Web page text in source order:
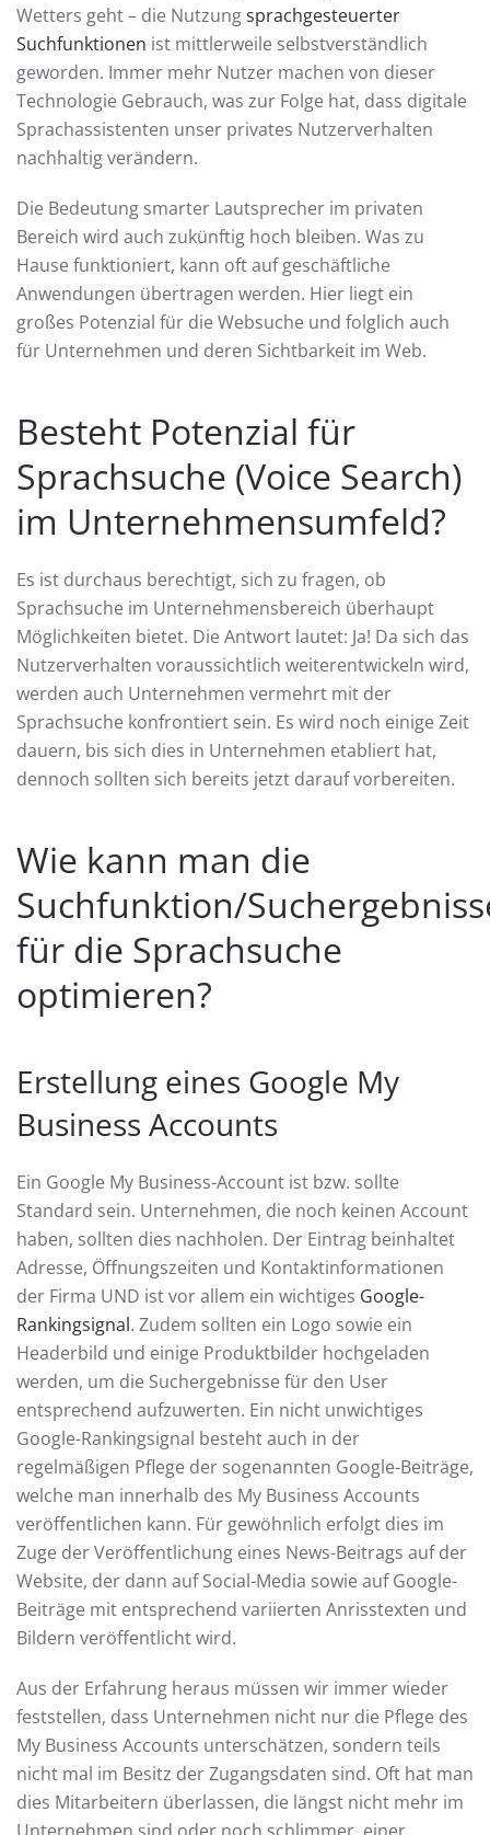
Wetters geht – die Nutzungsprachgesteuerter
Suchfunktionen ist mittlerweile selbstverständlich
geworden. Immer mehr Nutzer machen von dieser
Technologie Gebrauch, was zur Folge hat, dass digitale
Sprachassistenten unser privates Nutzerverhalten
nachhaltig verändern.
Die Bedeutung smarter Lautsprecher im privaten
Bereich wird auch zukünftig hoch bleiben. Was zu
Hause funktioniert, kann oft auf geschäftliche
Anwendungen übertragen werden. Hier liegt ein
großes Potenzial für die Websuche und folglich auch
für Unternehmen und deren Sichtbarkeit im Web.
Besteht Potenzial für
Sprachsuche (Voice Search)
im Unternehmensumfeld?
Es ist durchaus berechtigt, sich zu fragen, ob
Sprachsuche im Unternehmensbereich überhaupt
Möglichkeiten bietet. Die Antwort lautet: Ja! Da sich das
Nutzerverhalten voraussichtlich weiterentwickeln wird,
werden auch Unternehmen vermehrt mit der
Sprachsuche konfrontiert sein. Es wird noch einige Zeit
dauern, bis sich dies in Unternehmen etabliert hat,
dennoch sollten sich bereits jetzt darauf vorbereiten.
Wie kann man die
Suchfunktion/
für die Sprachsuche
optimieren?
Erstellung eines Google My
Business Accounts
Ein Google My Business-Account ist bzw. sollte
Standard sein. Unternehmen, die noch keinen Account
haben, sollten dies nachholen. Der Eintrag beinhaltet
Adresse, Öffnungszeiten und Kontaktinformationen
der Firma UND ist vor allem ein wichtiges Google-
Rankingsignal. Zudem sollten ein Logo sowie ein
Headerbild und einige Produktbilder hochgeladen
werden, um die Suchergebnisse für den User
entsprechend aufzuwerten. Ein nicht unwichtiges
Google-Rankingsignal besteht auch in der
regelmäßigen Pflege der sogenannten Google-Beiträge,
welche man innerhalb des My Business Accounts
veröffentlichen kann. Für gewöhnlich erfolgt dies im
Zuge der Veröffentlichung eines News-Beitrags auf der
Website, der dann auf Social-Media sowie auf Google-
Beiträge mit entsprechend variierten Anrisstexten und
Bildern veröffentlicht wird.
Aus der Erfahrung heraus müssen wir immer wieder
feststellen, dass Unternehmen nicht nur die Pflege des
My Business Accounts unterschätzen, sondern teils
nicht mal im Besitz der Zugangsdaten sind. Oft hat man
dies Mitarbeitern überlassen, die längst nicht mehr im